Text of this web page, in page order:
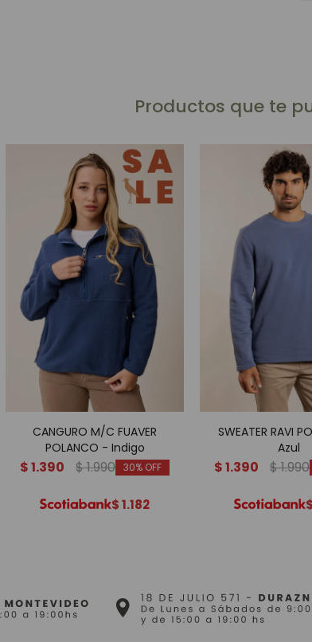
Productos que te
CANGURO M/C FUAVER
POLANCO - Indigo
$1.390 $1.990 30
$1.182
SWEATER RAVI
Azul
$1.390 $1.990
$